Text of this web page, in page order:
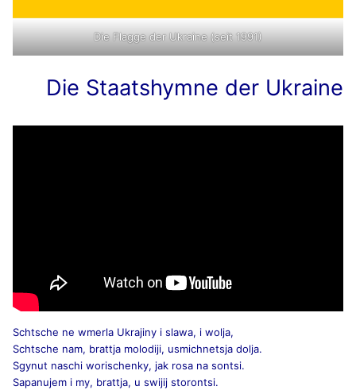
Die Flagge der Ukraine (seit 1991)
Die Staatshymne der Ukraine
Schtsche ne wmerla Ukrajiny i slawa, i wolja,
Schtsche nam, brattja molodiji, usmichnetsja dolja.
Sgynut naschi worischenky, jak rosa na sontsi.
Sapanujem i my, brattja, u swijij storontsi.